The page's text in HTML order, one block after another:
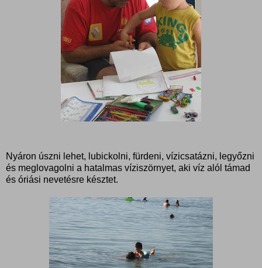
Nyáron úszni lehet, lubickolni, fürdeni, vízicsatázni, legyőzni
és meglovagolni a hatalmas víziszörnyet, aki víz alól támad
és óriási nevetésre késztet.